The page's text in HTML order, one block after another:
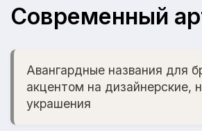
Современный
Авангардные названия для
акцентом на дизайнерские,
украшения